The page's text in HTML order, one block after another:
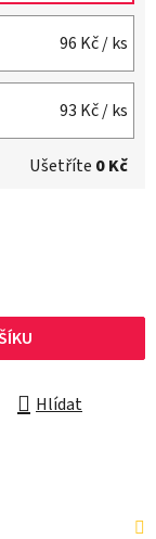
96 Kč/ ks
93 Kč/ ks
Ušetříte 0 Kč
Hlídat